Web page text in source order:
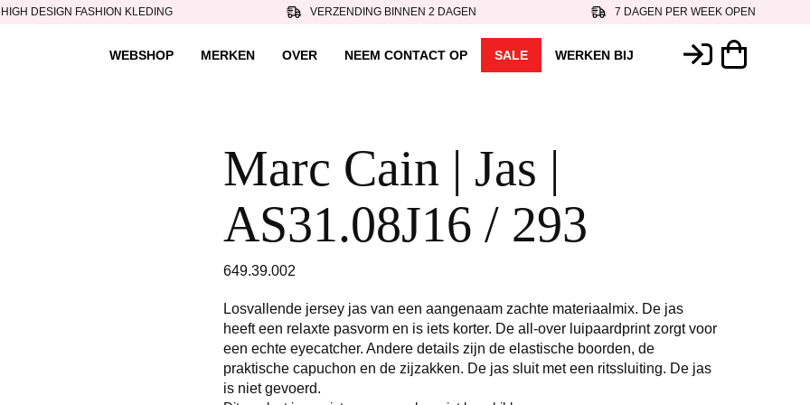
HIGH DESIGN FASHION KLEDING VERZENDING BINNEN 2 DAGEN 7 DAGEN PER WEEK OPEN
WEBSHOP MERKEN OVER NEEM CONTACT OP SALE WERKEN BIJ
Marc Cain | Jas |
AS31.08J16 / 293
649.39.002
Losvallende jersey jas van een aangenaam zachte materiaalmix. De jas
heeft een relaxte pasvorm en is iets korter. De all-over luipaardprint zorgt voor
een echte eyecatcher. Andere details zijn de elastische boorden, de
praktische capuchon en de zijzakken. De jas sluit met een ritssluiting. De jas
is niet gevoerd.